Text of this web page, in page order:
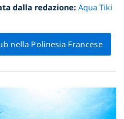
dalla redazione: Aqua Tiki
nella Polinesia Francese